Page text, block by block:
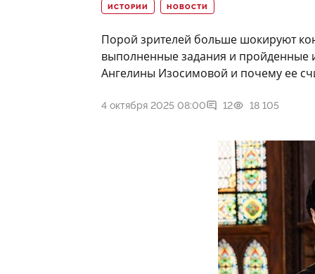
ИСТОРИИ НОВОСТИ
Порой зрителей больше шокируют
выполненные задания и пройденные
Ангелины Изосимовой и почему ее
4 октября 2025 08:00 12 18 105